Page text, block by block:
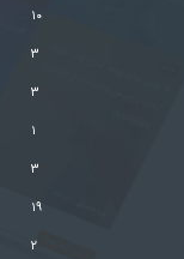
۱۰
۳
۳
۱
۳
۱۹
۲